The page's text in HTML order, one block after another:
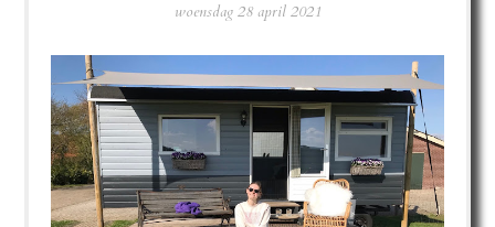
woensdag 28 april 2021